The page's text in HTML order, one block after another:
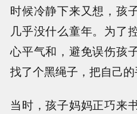
时候冷静下来又想，孩
几乎没什么童年。为了
心平气和，避免误伤孩
找了个黑绳子，把自己
当时，孩子妈妈正巧来